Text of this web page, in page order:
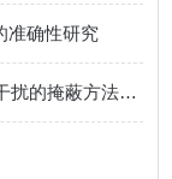
准确性研究
总磷预制试剂显色异常分析：砷铁离子干扰的掩蔽方法与质控样验证